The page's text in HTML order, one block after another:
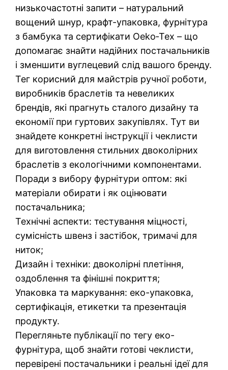
низькочастотні запити – натуральний
вощений шнур, крафт-упаковка, фурнітура
з бамбука та сертифікати Oeko‑Tex – що
допомагає знайти надійних постачальників
і зменшити вуглецевий слід вашого бренду.
Тег корисний для майстрів ручної роботи,
виробників браслетів та невеликих
брендів, які прагнуть сталого дизайну та
економії при гуртових закупівлях. Тут ви
знайдете конкретні інструкції і чеклисти
для виготовлення стильних двоколірних
браслетів з екологічними компонентами.
Поради з вибору фурнітури оптом: які
матеріали обирати і як оцінювати
постачальника;
Технічні аспекти: тестування міцності,
сумісність швенз і застібок, тримачі для
ниток;
Дизайн і техніки: двоколірні плетіння,
оздоблення та фінішні покриття;
Упаковка та маркування: еко-упаковка,
сертифікація, етикетки та презентація
продукту.
Перегляньте публікації по тегу еко-
фурнітура, щоб знайти готові чеклисти,
перевірені постачальники і реальні ідеї для